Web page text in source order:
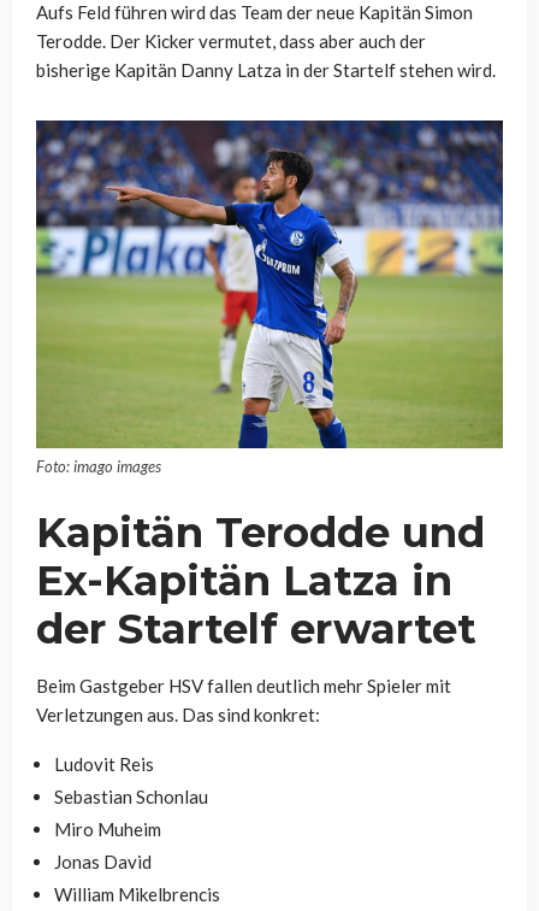
Aufs Feld führen wird das Team der neue Kapitän Simon
Terodde. Der Kicker vermutet, dass aber auch der
bisherige Kapitän Danny Latza in der Startelf stehen wird.
Foto: imago images
Kapitän Terodde und
Ex-Kapitän Latza in
der Startelf erwartet
Beim Gastgeber HSV fallen deutlich mehr Spieler mit
Verletzungen aus. Das sind konkret:
Ludovit Reis
Sebastian Schonlau
Miro Muheim
Jonas David
William Mikelbrencis